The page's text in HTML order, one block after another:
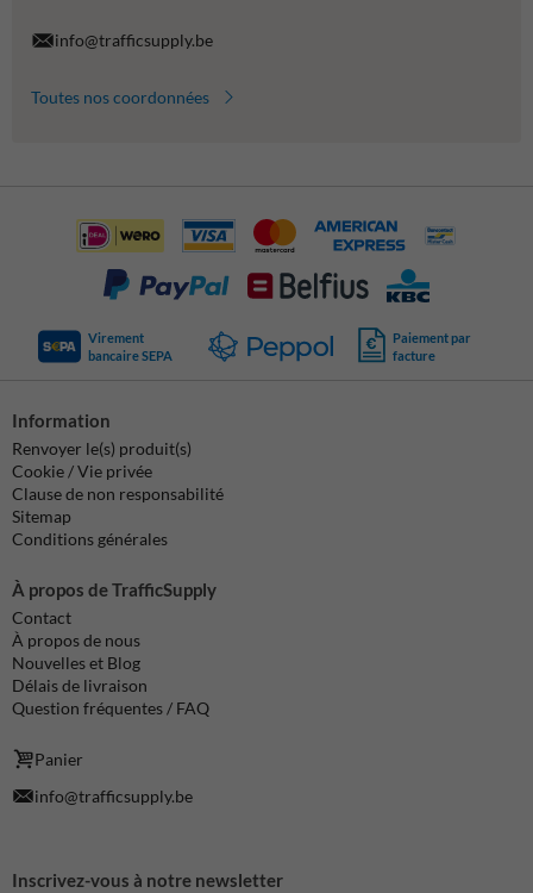
info@trafficsupply.be
Toutes nos coordonnées
Virement
bancaire SEPA
Paiement par
facture
Information
Renvoyer le(s) produit(s)
Cookie / Vie privée
Clause de non responsabilité
Sitemap
Conditions générales
À propos de TrafficSupply
Contact
À propos de nous
Nouvelles et Blog
Délais de livraison
Question fréquentes / FAQ
Panier
info@trafficsupply.be
Inscrivez-vous à notre newsletter